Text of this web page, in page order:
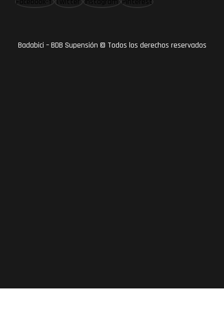
Badabici – BDB Supensión © Todos los derechos reservados